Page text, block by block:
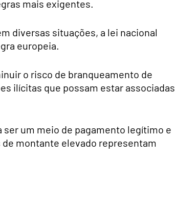
mais exigentes.
diversas situações, a lei nacional
europeia.
o risco de branqueamento de
ilícitas que possam estar associadas
um meio de pagamento legítimo e
montante elevado representam